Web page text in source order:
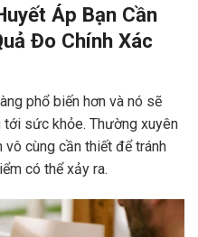
Áp Bạn Cần
Đo Chính Xác
phổ biến hơn và nó sẽ
sức khỏe. Thường xuyên
cùng cần thiết để tránh
có thể xảy ra.